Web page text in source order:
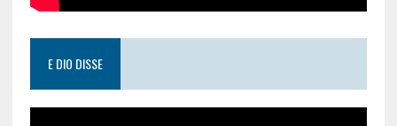
E DIO DISSE